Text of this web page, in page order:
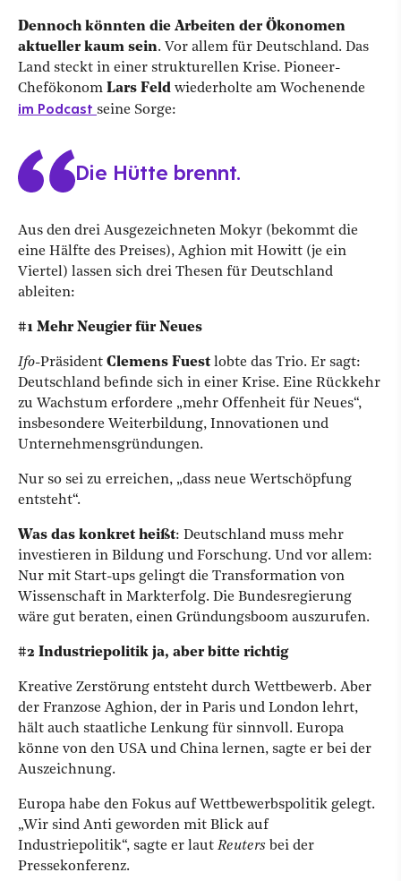
Dennoch könnten die Arbeiten der Ökonomen
aktueller kaum sein. Vor allem für Deutschland. Das
Land steckt in einer strukturellen Krise. Pioneer-
Chefökonom Lars Feld wiederholte am Wochenende
im Podcast seine Sorge:
Die Hütte brennt.
Aus den drei Ausgezeichneten Mokyr (bekommt die
eine Hälfte des Preises), Aghion mit Howitt (je ein
Viertel) lassen sich drei Thesen für Deutschland
ableiten:
#1 Mehr Neugier für Neues
Ifo-Präsident Clemens Fuest lobte das Trio. Er sagt:
Deutschland befinde sich in einer Krise. Eine Rückkehr
zu Wachstum erfordere „mehr Offenheit für Neues“,
insbesondere Weiterbildung, Innovationen und
Unternehmensgründungen.
Nur so sei zu erreichen, „dass neue Wertschöpfung
entsteht“.
Was das konkret heißt: Deutschland muss mehr
investieren in Bildung und Forschung. Und vor allem:
Nur mit Start-ups gelingt die Transformation von
Wissenschaft in Markterfolg. Die Bundesregierung
wäre gut beraten, einen Gründungsboom auszurufen.
#2 Industriepolitik ja, aber bitte richtig
Kreative Zerstörung entsteht durch Wettbewerb. Aber
der Franzose Aghion, der in Paris und London lehrt,
hält auch staatliche Lenkung für sinnvoll. Europa
könne von den USA und China lernen, sagte er bei der
Auszeichnung.
Europa habe den Fokus auf Wettbewerbspolitik gelegt.
„Wir sind Anti geworden mit Blick auf
Industriepolitik“, sagte er laut Reuters bei der
Pressekonferenz.